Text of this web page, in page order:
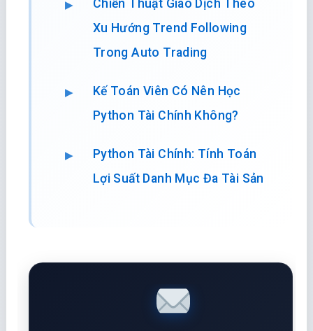
Chiến Thuật Giao Dịch Theo
Xu Hướng Trend Following
Trong Auto Trading
Kế Toán Viên Có Nên Học
Python Tài Chính Không?
Python Tài Chính: Tính Toán
Lợi Suất Danh Mục Đa Tài Sản